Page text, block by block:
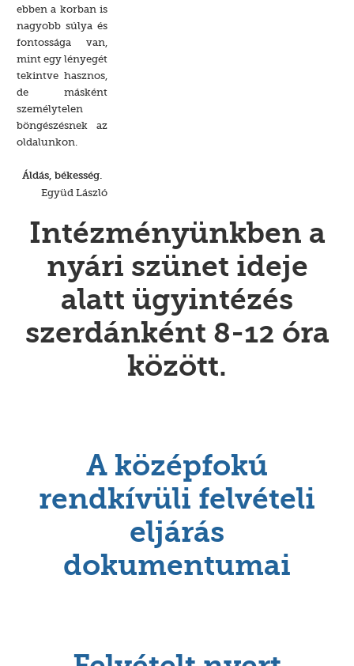
ebben a korban is
nagyobb súlya és
fontossága van,
mint egy lényegét
tekintve hasznos,
de másként
személytelen
böngészésnek az
oldalunkon.
Áldás, békesség.
Együd László
Intézményünkben a
nyári szünet ideje
alatt ügyintézés
szerdánként 8-12 óra
között.
A középfokú
rendkívüli felvételi
eljárás
dokumentumai